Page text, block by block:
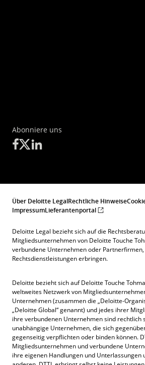
Abonniere uns
Über Deloitte LegalRechtliche Hinweise
ImpressumLieferantenportal
Deloitte Legal bezieht sich auf die
Mitgliedsunternehmen von Deloitte Touche
verbundene Unternehmen oder Partnerfirmen,
Rechtsdienstleistungen erbringen.
Deloitte bezieht sich auf Deloitte Touche
weltweites Netzwerk von
Unternehmen (zusammen die „Deloitte-
„Deloitte Global“ genannt) und jedes ihrer
ihre verbundenen Unternehmen sind rechtlich
unabhängige Unternehmen, die sich
gegenseitig verpflichten oder binden können.
Mitgliedsunternehmen und verbundene
ihre eigenen Handlungen und Unterlassungen